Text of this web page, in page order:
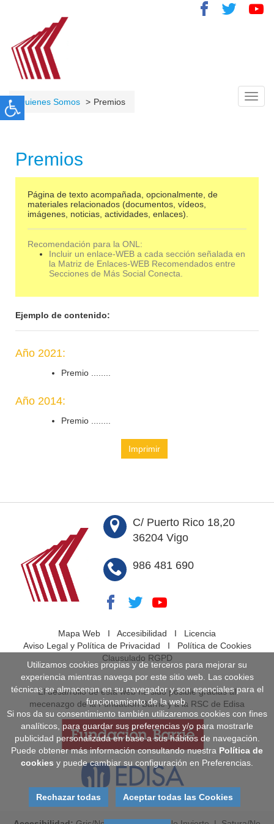
Quienes Somos Premios
Premios
Página de texto acompañada, opcionalmente, de
materiales relacionados (documentos, vídeos,
imágenes, noticias, actividades, enlaces).
Recomendación para la ONL:
Incluir un enlace-WEB a cada sección señalada en
la Matriz de Enlaces-WEB Recomendados entre
Secciones de Más Social Conecta.
Ejemplo de contenido:
Año 2021:
Premio ........
Año 2014:
Premio ........
Imprimir
C/ Puerto Rico 18,20
36204 Vigo
986 481 690
Mapa Web I Accesibilidad I Licencia
Aviso Legal y Política de Privacidad I Política de Cookies
Clausulado RGPD
El desarrollo de esta web ha sido posible gracias al
mecenazgo de la Fundación Barrié y a la RSC de Edisa
Utilizamos cookies propias y de terceros para mejorar su
experiencia mientras navega por este sitio web. Las cookies
técnicas se almacenan en su navegador y son esenciales para el
funcionamiento de la web.
Si nos da su consentimiento también utilizaremos cookies con fines
analíticos, para guardar sus preferencias y/o para mostrarle
publicidad personalizada en base a sus hábitos de navegación.
Puede obtener más información consultando nuestra Política de
cookies y puede cambiar su configuración en Preferencias.
Rechazar todas Aceptar todas las Cookies